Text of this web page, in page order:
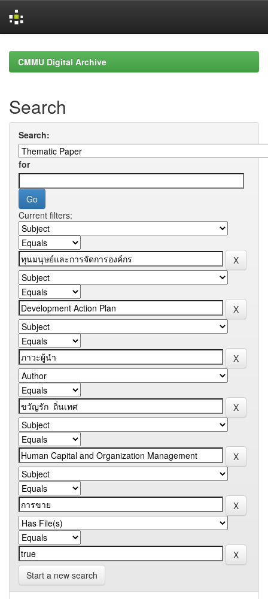
navigationCMMU Digital Archive
Search
Search:
for
Current filters:
Start a new search